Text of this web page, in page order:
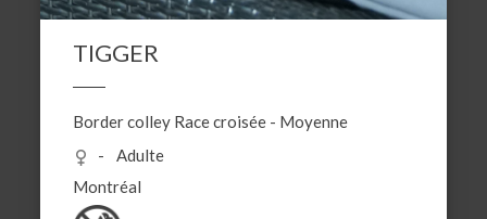
TIGGER
Border colley Race croisée - Moyenne
Adulte
Montréal